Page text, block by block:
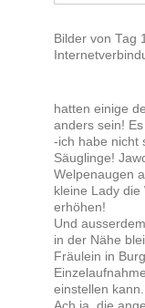
Bilder von Tag
hatten einige
anders sein!
-ich habe nicht
Säuglinge!
Welpenaugen
kleine Lady
erhöhen!
Und
in der Nähe
Fräulein in
einstellen kann.